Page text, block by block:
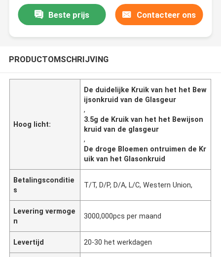
Beste prijs Contacteer ons
PRODUCTOMSCHRIJVING
Hoog licht:
De duidelijke Kruik van het het Bew
ijsonkruid van de Glasgeur
,
3.5g de Kruik van het het Bewijson
kruid van de glasgeur
,
De droge Bloemen ontruimen de Kr
uik van het Glasonkruid
Betalingsconditie
s
T/T, D/P, D/A, L/C, Western Union,
Levering vermoge
n
3000,000pcs per maand
Levertijd 20-30 het werkdagen